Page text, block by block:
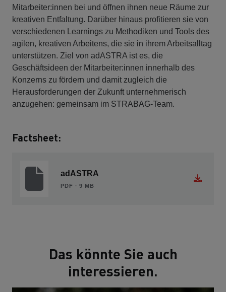
Mitarbeiter:innen bei und öffnen ihnen neue Räume zur
kreativen Entfaltung. Darüber hinaus profitieren sie von
verschiedenen Learnings zu Methodiken und Tools des
agilen, kreativen Arbeitens, die sie in ihrem Arbeitsalltag
unterstützen. Ziel von adASTRA ist es, die
Geschäftsideen der Mitarbeiter:innen innerhalb des
Konzerns zu fördern und damit zugleich die
Herausforderungen der Zukunft unternehmerisch
anzugehen: gemeinsam im STRABAG-Team.
Factsheet:
adASTRA
PDF ∙ 9 MB
Das könnte Sie auch
interessieren.